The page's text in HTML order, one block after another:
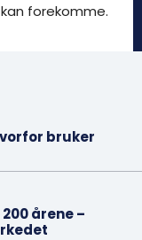
forekomme.
bruker
årene –